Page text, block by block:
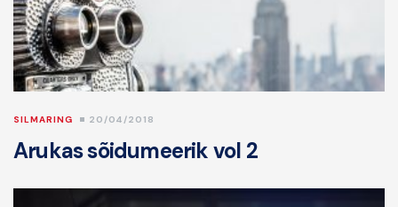
Arukas sõidumeerik vol 2
SILMARING 20/04/2018